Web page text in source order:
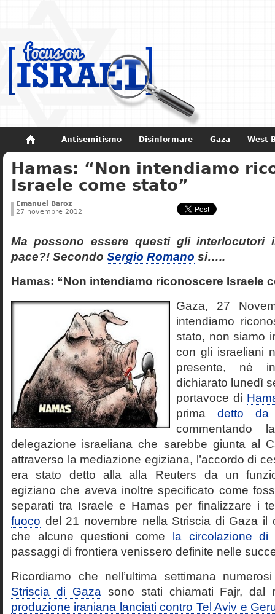
Antisemitismo Disinformare Gaza West
Non dimenticare Storia di Israele
Hamas: “Non intendiamo
Israele come stato”
Emanuel Baroz
27 novembre 2012
Ma possono essere questi gli interlocutori
pace?! Secondo Sergio Romano si…..
Hamas: “Non intendiamo riconoscere Israele
Gaza, 27
intendiamo
stato, non siamo
con gli israeliani
presente, né
dichiarato lunedì
portavoce di
primadetto da
delegazione israeliana che sarebbe giunta al
attraverso la mediazione egiziana, l’accordo di
era stato detto alla alla Reuters da un
egiziano che aveva inoltre specificato come
separati tra Israele e Hamas per finalizzare i
fuoco del 21 novembre nella Striscia di Gaza il
che alcune questioni come la circolazione
passaggi di frontiera venissero definite nelle
Ricordiamo che nell’ultima settimana
Striscia di Gaza sono stati chiamati Fajr,
produzione iraniana lanciati contro Tel Aviv e